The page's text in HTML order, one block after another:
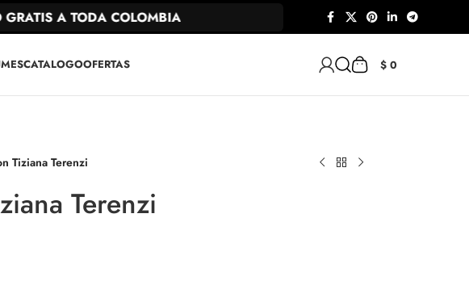
A TODA COLOMBIA
CATALOGOOFERTAS $0
Tiziana Terenzi
Terenzi